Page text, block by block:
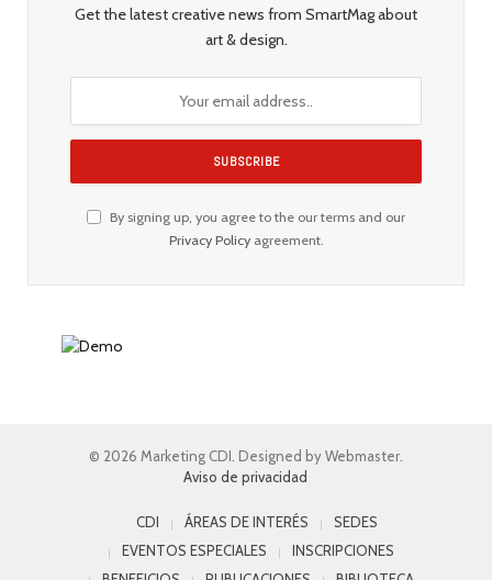
Get the latest creative news from SmartMag about
art & design.
By signing up, you agree to the our terms and our
Privacy Policyagreement.
© 2026 Marketing CDI. Designed by Webmaster.
Aviso de privacidad
CDI ÁREAS DE INTERÉS
SEDES
EVENTOS ESPECIALES
INSCRIPCIONES